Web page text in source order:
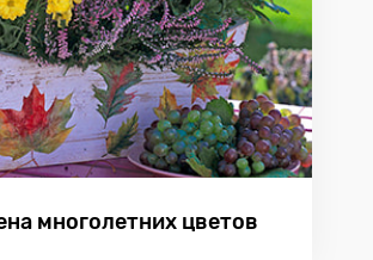
многолетних цветов